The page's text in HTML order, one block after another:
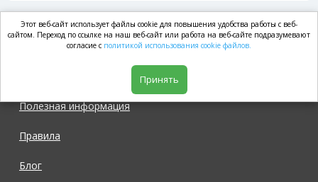
market.com
Полезная информация
Правила
Блог
Этот веб-сайт использует файлы cookie для повышения удобства работы с веб-
сайтом. Переход по ссылке на наш веб-сайт или работа на веб-сайте подразумевают
согласие с политикой использования cookie файлов.
Принять